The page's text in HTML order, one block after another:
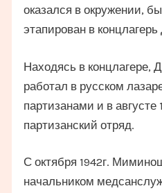
оказался в окружении,
этапирован в концлагерь
Находясь в концлагере,
работал в русском
партизанами и в августе
партизанский отряд.
С октября 1942г.
начальником